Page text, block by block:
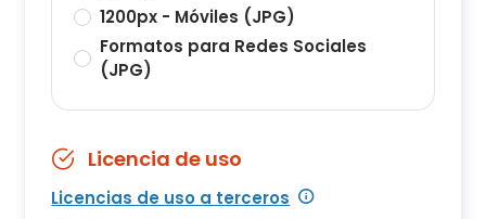
1200px - Móviles (JPG)
Formatos para Redes Sociales
(JPG)
Licencia de uso
Licencias de uso a terceros